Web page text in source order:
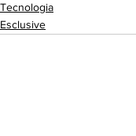
Tecnologia
Esclusive